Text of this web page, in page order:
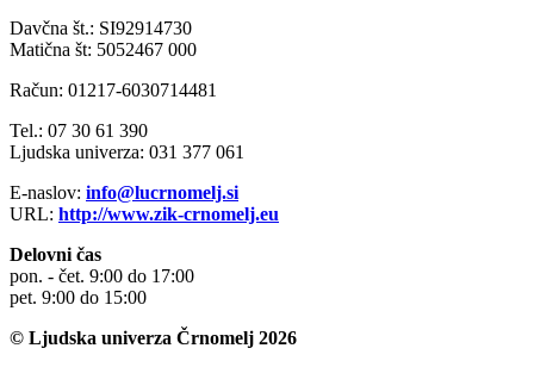
Davčna št.: SI92914730
Matična št: 5052467 000
Račun: 01217-6030714481
Tel.: 07 30 61 390
Ljudska univerza: 031 377 061
E-naslov: info@lucrnomelj.si
URL: http://www.zik-crnomelj.eu
Delovni čas
pon. - čet. 9:00 do 17:00
pet. 9:00 do 15:00
© Ljudska univerza Črnomelj 2026